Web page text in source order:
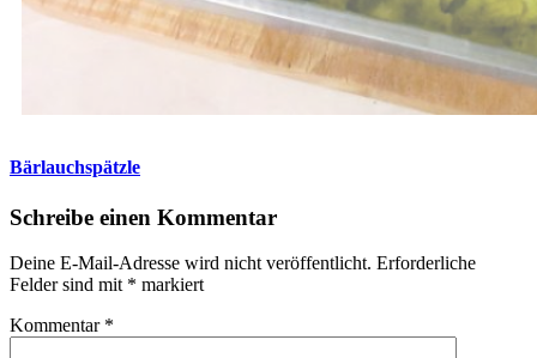
Bärlauchspätzle
Schreibe einen Kommentar
Deine E-Mail-Adresse wird nicht veröffentlicht. Erforderliche
Felder sind mit * markiert
Kommentar *